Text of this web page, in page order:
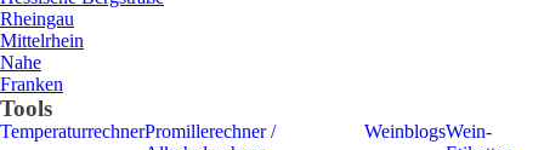
Rheingau
Mittelrhein
Nahe
Franken
Tools
TemperaturrechnerPromillerechner /
WeinblogsWein-